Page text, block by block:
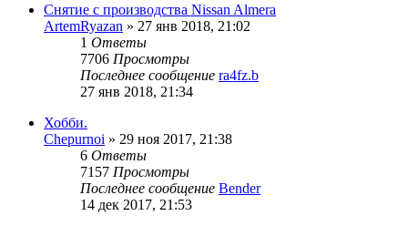
Снятие с производства Nissan Almera
ArtemRyazan » 27 янв 2018, 21:02
1 Ответы
7706 Просмотры
Последнее сообщение ra4fz.b
27 янв 2018, 21:34
Хобби.
Chepurnoi » 29 ноя 2017, 21:38
6 Ответы
7157 Просмотры
Последнее сообщение Bender
14 дек 2017, 21:53